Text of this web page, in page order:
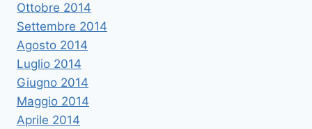
Ottobre 2014
Settembre 2014
Agosto 2014
Luglio 2014
Giugno 2014
Maggio 2014
Aprile 2014